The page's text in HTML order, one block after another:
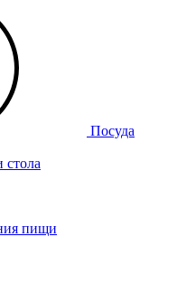
Посуда
стола
пищи